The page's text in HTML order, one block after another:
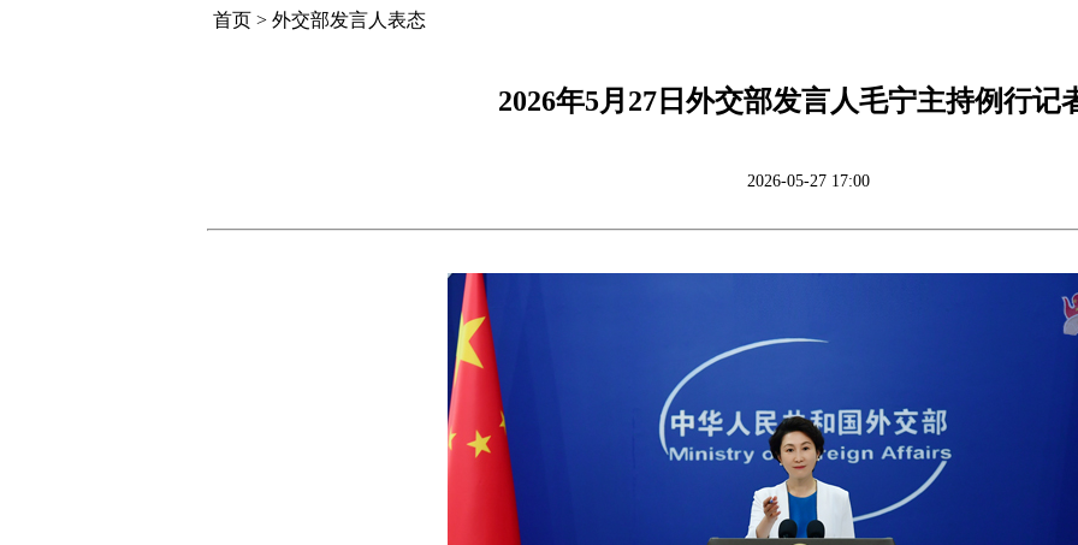
首页 > 外交部发言人表态
2026年5月27日外交部发言人毛宁主持例行记
2026-05-27 17:00